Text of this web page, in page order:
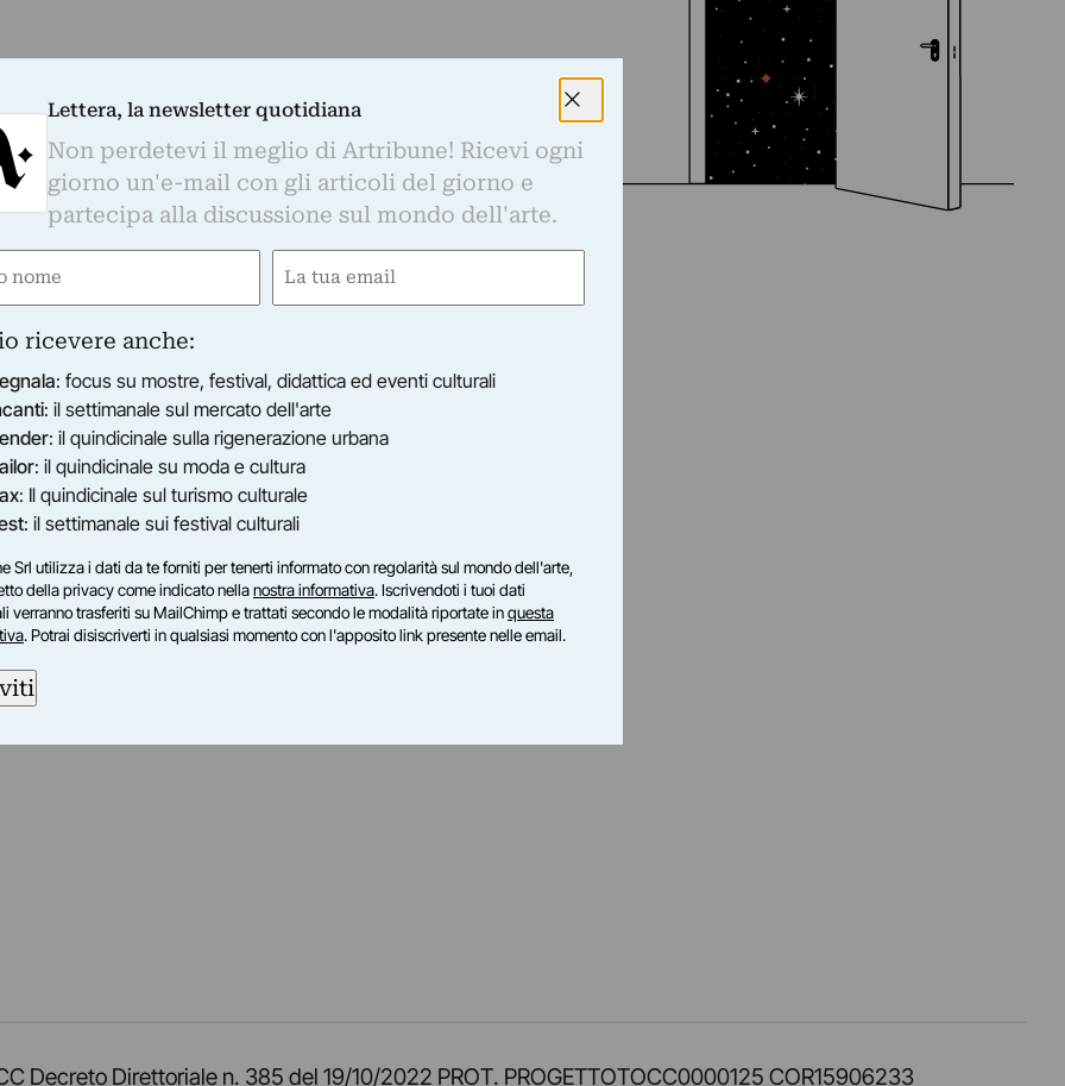
Decreto Direttoriale n. 385 del 19/10/2022 PROT. PROGETTOTOCC0000125 COR15906233
Lettera, la newsletter quotidiana
Non perdetevi il meglio di Artribune! Ricevi ogni
giorno un'e-mail con gli articoli del giorno e
partecipa alla discussione sul mondo dell'arte.
Email
ricevere anche:
: focus su mostre, festival, didattica ed eventi culturali
: il settimanale sul mercato dell'arte
: il quindicinale sulla rigenerazione urbana
: il quindicinale su moda e cultura
: Il quindicinale sul turismo culturale
: il settimanale sui festival culturali
Srl utilizza i dati da te forniti per tenerti informato con regolarità sul mondo dell'arte,
della privacy come indicato nellanostra informativa. Iscrivendoti i tuoi dati
verranno trasferiti su MailChimp e trattati secondo le modalità riportate inquesta
. Potrai disiscriverti in qualsiasi momento con l'apposito link presente nelle email.